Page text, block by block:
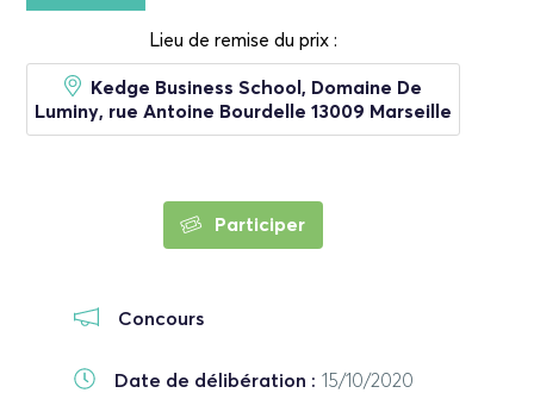
Lieu de remise du prix :
Kedge Business School, Domaine De
Luminy, rue Antoine Bourdelle 13009 Marseille
Participer
Concours
Date de délibération : 15/10/2020